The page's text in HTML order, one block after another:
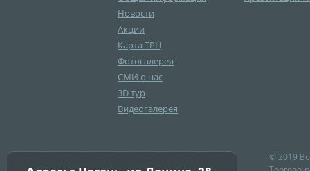
Новости
Акции
Карта ТРЦ
Фотогалерея
СМИ о нас
3D тур
Видеогалерея
© 2019